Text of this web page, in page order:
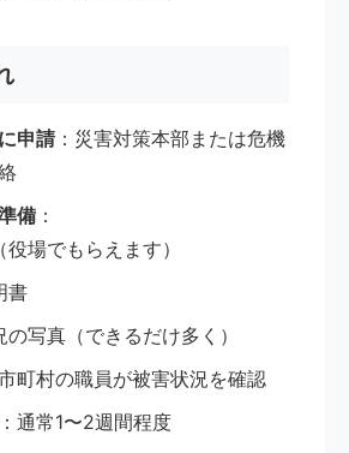
申請：災害対策本部または危機
備 ：
役場でもらえます）
書
写真（できるだけ多く）
市町村の職員が被害状況を確認
通常1〜2週間程度